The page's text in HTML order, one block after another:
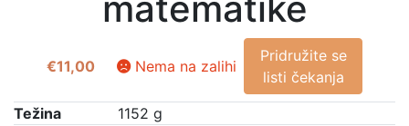
€11,00 Nema na zalihi
Pridružite se
listi čekanja
Težina
1152 g